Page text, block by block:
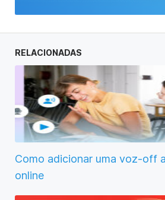
RELACIONADAS
Como adicionar uma voz-off
online